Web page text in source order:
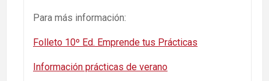
Para más información:
Folleto 10º Ed. Emprende tus Prácticas
Información prácticas de verano